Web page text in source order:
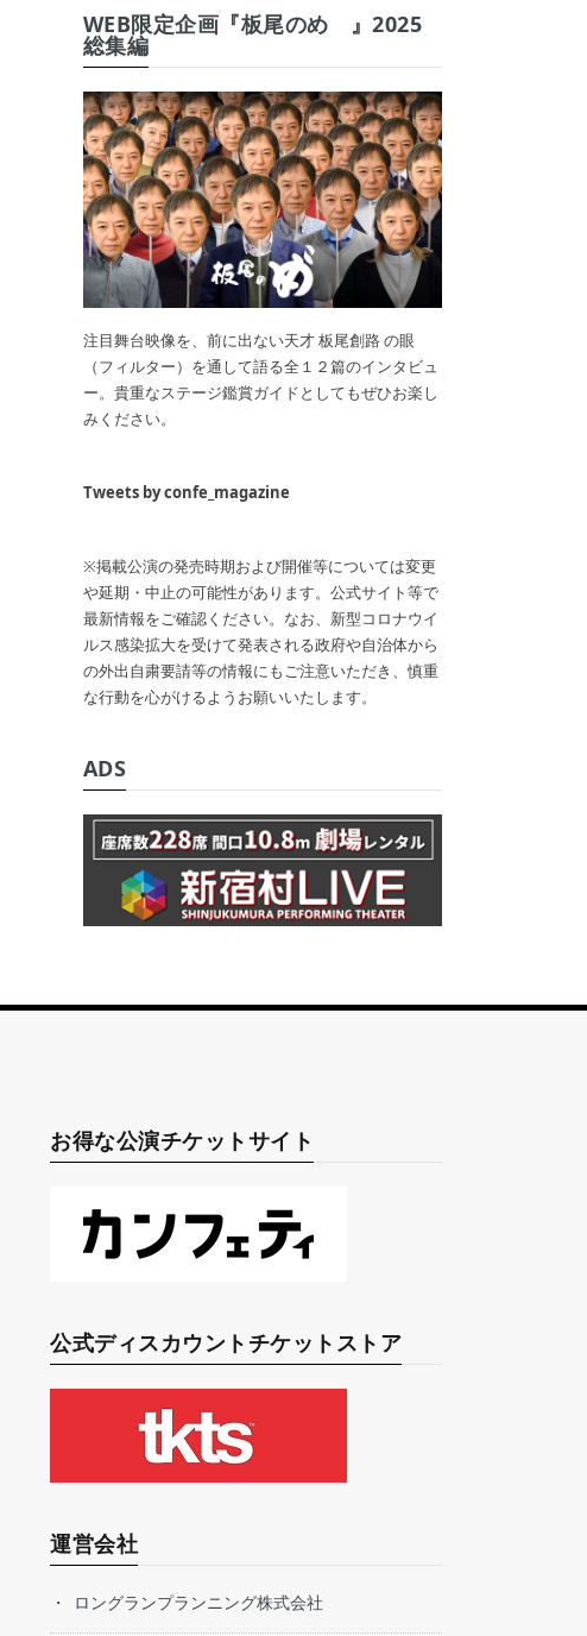
WEB限定企画『板尾のめ゙』2025
総集編
注目舞台映像を、前に出ない天才 板尾創路 の眼
（フィルター）を通して語る全１２篇のインタビュ
ー。貴重なステージ鑑賞ガイドとしてもぜひお楽し
みください。
Tweets by confe_magazine
※掲載公演の発売時期および開催等については変更
や延期・中止の可能性があります。公式サイト等で
最新情報をご確認ください。なお、新型コロナウイ
ルス感染拡大を受けて発表される政府や自治体から
の外出自粛要請等の情報にもご注意いただき、慎重
な行動を心がけるようお願いいたします。
ADS
お得な公演チケットサイト
公式ディスカウントチケットストア
運営会社
ロングランプランニング株式会社